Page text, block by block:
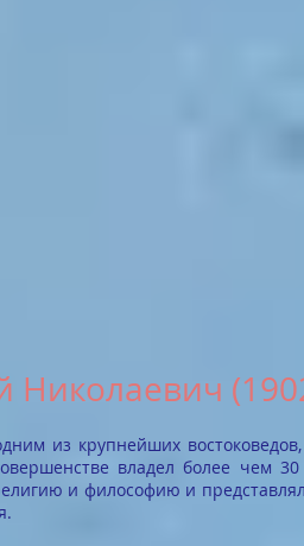
из крупнейших
владел более чем
и философию и